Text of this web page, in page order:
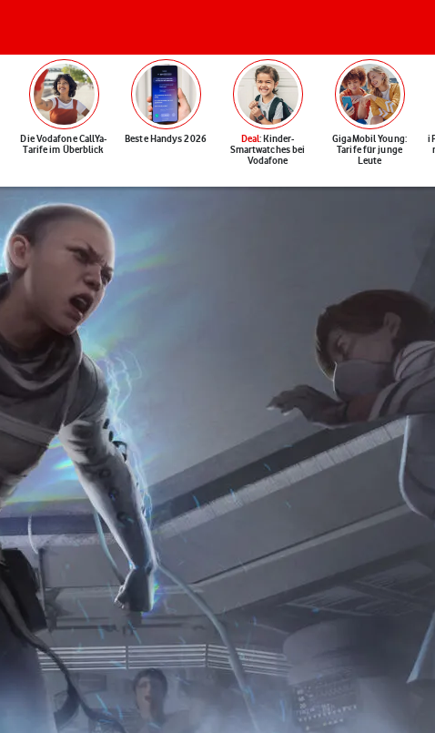
Die Vodafone CallYa-
Tarife im Überblick
Beste Handys 2026 Deal: Kinder-
Smartwatches bei
Vodafone
GigaMobil Young:
Tarife für junge
Leute